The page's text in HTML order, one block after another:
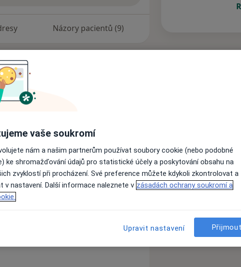
Názory pacientů (9)
práci (Bc.) na Masarykově
výcvik Instep (2007-2013).
kurzů (práce s traumatem,
intervence, psychospirituální
dýchání Grof
klientům procházejícím
jako terénní sociální pracovnice,
se závislými a s uživateli drog a
soukromé praxi.
pro dospělé a párovou terapii.
vaše soukromí
nám a našim partnerům používat soubory cookie (nebo podobné
ke shromažďování údajů pro statistické účely a poskytování obsahu na
zvyklostí při procházení. Své preference můžete kdykoli zkontrolovat a
v nastavení. Další informace naleznete v zásadách ochrany soukromí a
Upravit nastavení Přijmout